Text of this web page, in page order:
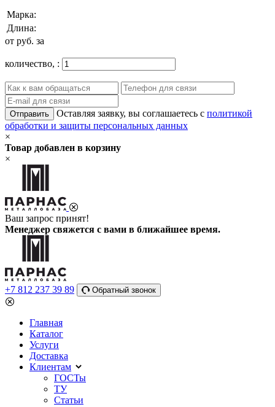
Марка:
Длина:
от руб. за
количество, :
Отправить Оставляя заявку, вы соглашаетесь с политикой
обработки и защиты персональных данных
×
Товар добавлен в корзину
×
Ваш запрос принят!
Менеджер свяжется с вами в ближайшее время.
+7 812 237 39 89 Обратный звонок
Главная
Каталог
Услуги
Доставка
Клиентам
ГОСТы
ТУ
Статьи